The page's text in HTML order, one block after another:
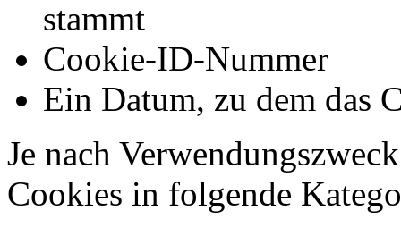
stammt
Cookie-ID-Nummer
Ein Datum, zu dem das
Je nach
Cookies in folgende